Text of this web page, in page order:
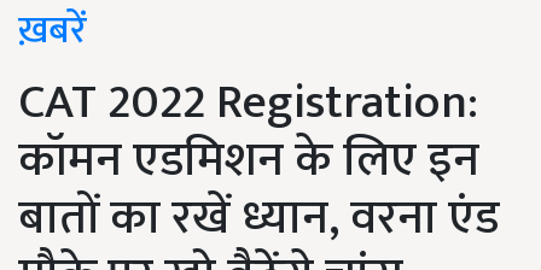
ख़बरें
CAT 2022 Registration:
कॉमन एडमिशन के लिए इन
बातों का रखें ध्यान, वरना एंड